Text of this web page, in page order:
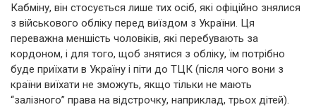
Кабміну, він стосується лише тих осіб, які офіційно знялися
з військового обліку перед виїздом з України. Ця
переважна меншість чоловіків, які перебувають за
кордоном, і для того, щоб знятися з обліку, їм потрібно
буде приїхати в Україну і піти до ТЦК (після чого вони з
країни виїхати не зможуть, якщо тільки не мають
“залізного” права на відстрочку, наприклад, трьох дітей).